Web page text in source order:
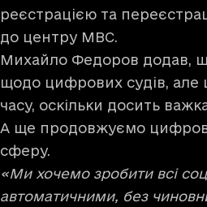
реєстрацією та
до центру МВС.
Михайло Федоров додав,
щодо цифрових судів, але
часу, оскільки досить
А ще продовжуємо
сферу.
«Ми хочемо зробити всі
автоматичними, без